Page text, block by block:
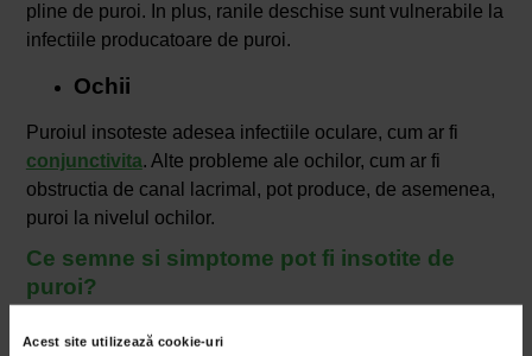
Acest site utilizează cookie-uri
pline de puroi. In plus, ranile deschise sunt vulnerabile la
infectiile producatoare de puroi.
Ochii
Puroiul insoteste adesea infectiile oculare, cum ar fi
conjunctivita. Alte probleme ale ochilor, cum ar fi
obstructia de canal lacrimal, pot produce, de asemenea,
puroi la nivelul ochilor.
Ce semne si simptome pot fi insotite de
puroi?
mai probabil aveti si alte semne si simptome. Daca